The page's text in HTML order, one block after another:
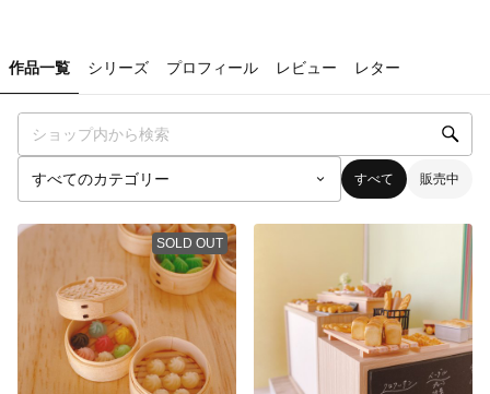
作品一覧 シリーズ プロフィール レビュー レター
すべて 販売中
SOLD OUT